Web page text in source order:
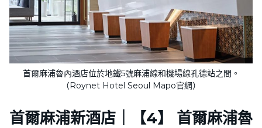
首爾麻浦魯內酒店位於地鐵5號麻浦線和機場線孔德站之間。
（Roynet Hotel Seoul Mapo官網）
首爾麻浦新酒店｜【4】
首爾麻浦魯